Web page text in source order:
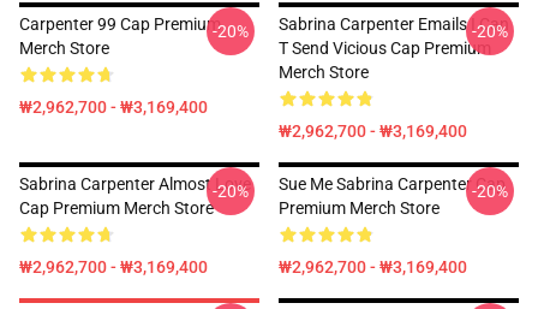
Carpenter 99 Cap Premium
Merch Store
₩2,962,700 - ₩3,169,400
-20%
Sabrina Carpenter Emails I Can
T Send Vicious Cap Premium
Merch Store
₩2,962,700 - ₩3,169,400
-20%
Sabrina Carpenter Almost Love
Cap Premium Merch Store
₩2,962,700 - ₩3,169,400
-20%
Sue Me Sabrina Carpenter Cap
Premium Merch Store
₩2,962,700 - ₩3,169,400
-20%